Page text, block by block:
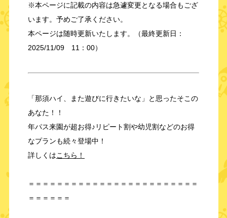
※本ページに記載の内容は急遽変更となる場合もござ
います。予めご了承ください。
本ページは随時更新いたします。（最終更新日：
2025/11/09 11：00）
「那須ハイ、また遊びに行きたいな」と思ったそこの
あなた！！
年パス来園が超お得♪リピート割や幼児割などのお得
なプランも続々登場中！
詳しくはこちら！
＝＝＝＝＝＝＝＝＝＝＝＝＝＝＝＝＝＝＝＝＝＝＝＝
＝＝＝＝＝＝